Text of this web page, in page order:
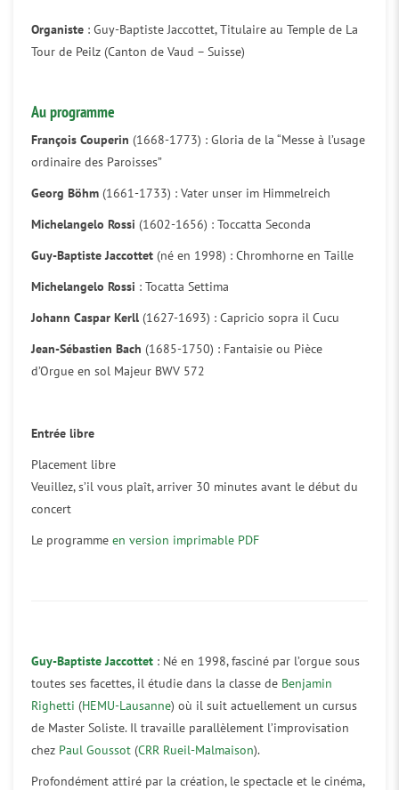
Organiste : Guy-Baptiste Jaccottet, Titulaire au Temple de La
Tour de Peilz (Canton de Vaud – Suisse)
Au programme
François Couperin (1668-1773) : Gloria de la “Messe à l’usage
ordinaire des Paroisses”
Georg Böhm (1661-1733) : Vater unser im Himmelreich
Michelangelo Rossi (1602-1656) : Toccatta Seconda
Guy-Baptiste Jaccottet (né en 1998) : Chromhorne en Taille
Michelangelo Rossi : Tocatta Settima
Johann Caspar Kerll (1627-1693) : Capricio sopra il Cucu
Jean-Sébastien Bach (1685-1750) : Fantaisie ou Pièce
d’Orgue en sol Majeur BWV 572
Entrée libre
Placement libre
Veuillez, s’il vous plaît, arriver 30 minutes avant le début du
concert
Le programme en version imprimable PDF
Guy-Baptiste Jaccottet : Né en 1998, fasciné par l’orgue sous
toutes ses facettes, il étudie dans la classe de Benjamin
Righetti (HEMU-Lausanne) où il suit actuellement un cursus
de Master Soliste. Il travaille parallèlement l’improvisation
chez Paul Goussot (CRR Rueil-Malmaison).
Profondément attiré par la création, le spectacle et le cinéma,